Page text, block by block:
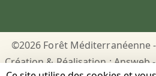
©2026 Forêt Méditerranéenne
Création & Réalisation : Answeb